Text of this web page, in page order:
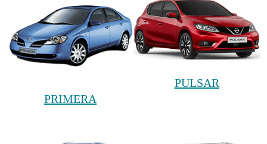
PRIMERA
PULSAR